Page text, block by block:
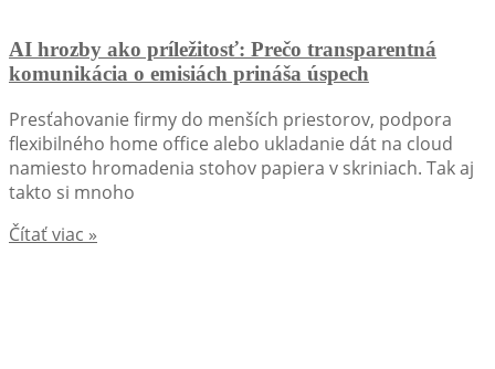
AI hrozby ako príležitosť: Prečo transparentná
komunikácia o emisiách prináša úspech
Presťahovanie firmy do menších priestorov, podpora
flexibilného home office alebo ukladanie dát na cloud
namiesto hromadenia stohov papiera v skriniach. Tak aj
takto si mnoho
Čítať viac »